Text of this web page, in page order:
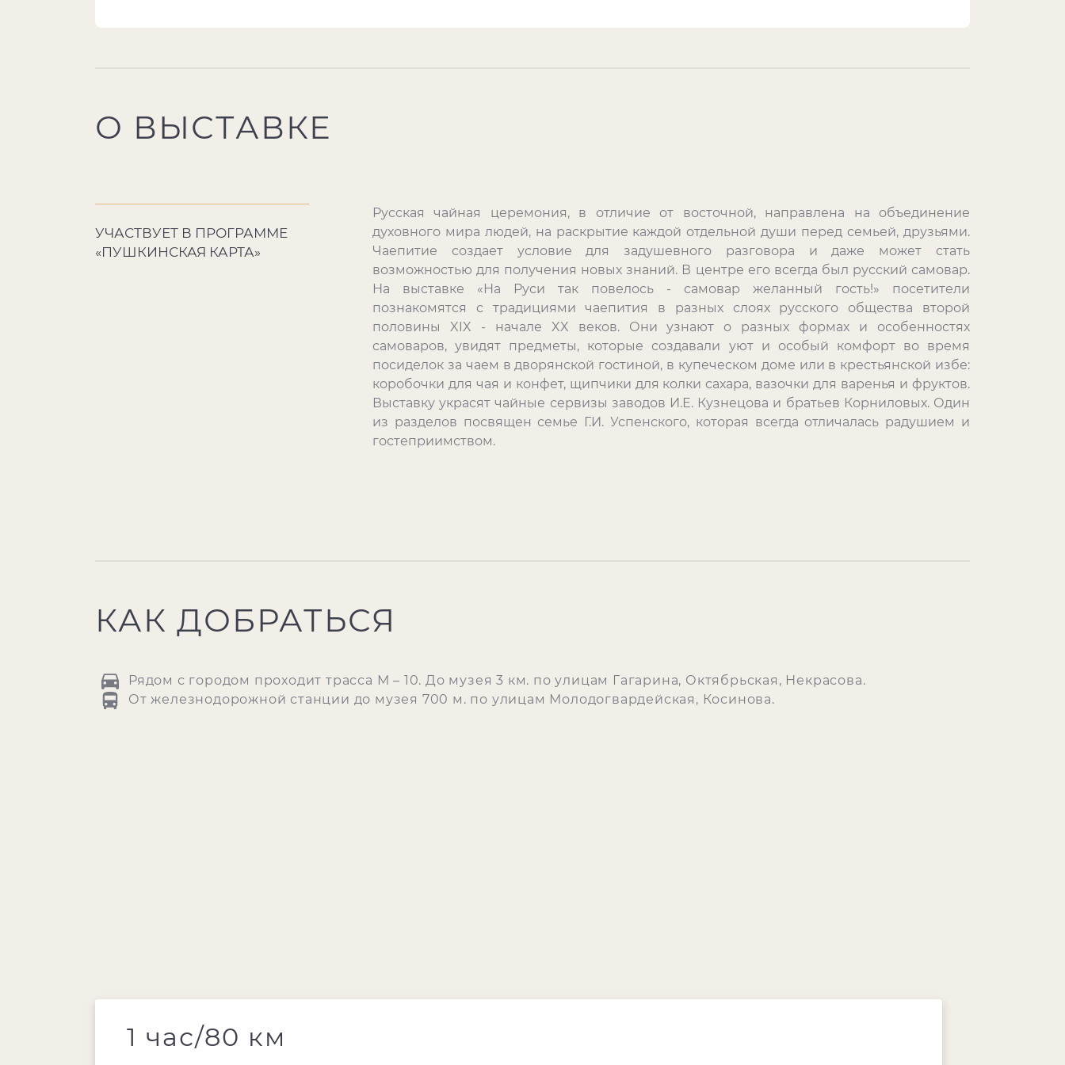
О ВЫСТАВКЕ
УЧАСТВУЕТ В ПРОГРАММЕ
«ПУШКИНСКАЯ КАРТА»
Русская чайная церемония, в отличие от восточной, направлена на объединение
духовного мира людей, на раскрытие каждой отдельной души перед семьей, друзьями.
Чаепитие создает условие для задушевного разговора и даже может стать
возможностью для получения новых знаний. В центре его всегда был русский самовар.
На выставке «На Руси так повелось - самовар желанный гость!» посетители
познакомятся с традициями чаепития в разных слоях русского общества второй
половины XIX - начале XX веков. Они узнают о разных формах и особенностях
самоваров, увидят предметы, которые создавали уют и особый комфорт во время
посиделок за чаем в дворянской гостиной, в купеческом доме или в крестьянской избе:
коробочки для чая и конфет, щипчики для колки сахара, вазочки для варенья и фруктов.
Выставку украсят чайные сервизы заводов И.Е. Кузнецова и братьев Корниловых. Один
из разделов посвящен семье Г.И. Успенского, которая всегда отличалась радушием и
гостеприимством.
КАК ДОБРАТЬСЯ
Рядом с городом проходит трасса М – 10. До музея 3 км. по улицам Гагарина, Октябрьская, Некрасова.
От железнодорожной станции до музея 700 м. по улицам Молодогвардейская, Косинова.
1 час/80 км